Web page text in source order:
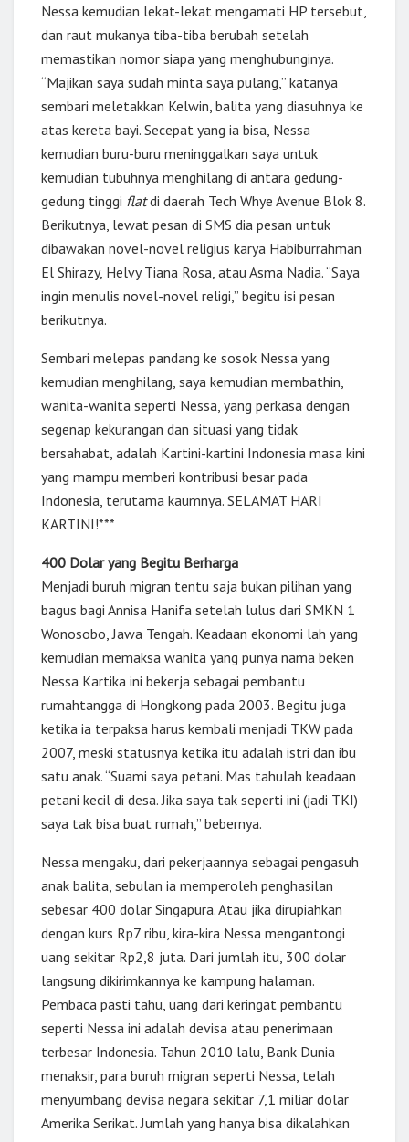
Nessa kemudian lekat-lekat mengamati HP tersebut,
dan raut mukanya tiba-tiba berubah setelah
memastikan nomor siapa yang menghubunginya.
“Majikan saya sudah minta saya pulang,” katanya
sembari meletakkan Kelwin, balita yang diasuhnya ke
atas kereta bayi. Secepat yang ia bisa, Nessa
kemudian buru-buru meninggalkan saya untuk
kemudian tubuhnya menghilang di antara gedung-
gedung tinggi flatdi daerah Tech Whye Avenue Blok 8.
Berikutnya, lewat pesan di SMS dia pesan untuk
dibawakan novel-novel religius karya Habiburrahman
El Shirazy, Helvy Tiana Rosa, atau Asma Nadia. “Saya
ingin menulis novel-novel religi,” begitu isi pesan
berikutnya.
Sembari melepas pandang ke sosok Nessa yang
kemudian menghilang, saya kemudian membathin,
wanita-wanita seperti Nessa, yang perkasa dengan
segenap kekurangan dan situasi yang tidak
bersahabat, adalah Kartini-kartini Indonesia masa kini
yang mampu memberi kontribusi besar pada
Indonesia, terutama kaumnya. SELAMAT HARI
KARTINI!***
400 Dolar yang Begitu Berharga
Menjadi buruh migran tentu saja bukan pilihan yang
bagus bagi Annisa Hanifa setelah lulus dari SMKN 1
Wonosobo, Jawa Tengah. Keadaan ekonomi lah yang
kemudian memaksa wanita yang punya nama beken
Nessa Kartika ini bekerja sebagai pembantu
rumahtangga di Hongkong pada 2003. Begitu juga
ketika ia terpaksa harus kembali menjadi TKW pada
2007, meski statusnya ketika itu adalah istri dan ibu
satu anak. “Suami saya petani. Mas tahulah keadaan
petani kecil di desa. Jika saya tak seperti ini (jadi TKI)
saya tak bisa buat rumah,” bebernya.
Nessa mengaku, dari pekerjaannya sebagai pengasuh
anak balita, sebulan ia memperoleh penghasilan
sebesar 400 dolar Singapura. Atau jika dirupiahkan
dengan kurs Rp7 ribu, kira-kira Nessa mengantongi
uang sekitar Rp2,8 juta. Dari jumlah itu, 300 dolar
langsung dikirimkannya ke kampung halaman.
Pembaca pasti tahu, uang dari keringat pembantu
seperti Nessa ini adalah devisa atau penerimaan
terbesar Indonesia. Tahun 2010 lalu, Bank Dunia
menaksir, para buruh migran seperti Nessa, telah
menyumbang devisa negara sekitar 7,1 miliar dolar
Amerika Serikat. Jumlah yang hanya bisa dikalahkan